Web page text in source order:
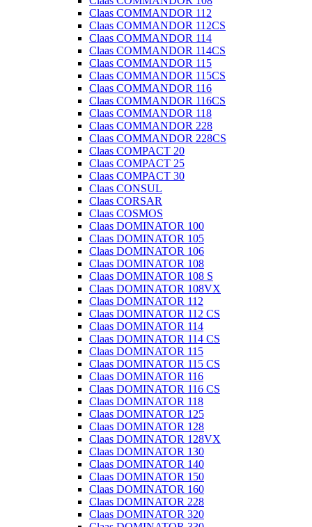
Claas COMMANDOR 112
Claas COMMANDOR 112CS
Claas COMMANDOR 114
Claas COMMANDOR 114CS
Claas COMMANDOR 115
Claas COMMANDOR 115CS
Claas COMMANDOR 116
Claas COMMANDOR 116CS
Claas COMMANDOR 118
Claas COMMANDOR 228
Claas COMMANDOR 228CS
Claas COMPACT 20
Claas COMPACT 25
Claas COMPACT 30
Claas CONSUL
Claas CORSAR
Claas COSMOS
Claas DOMINATOR 100
Claas DOMINATOR 105
Claas DOMINATOR 106
Claas DOMINATOR 108
Claas DOMINATOR 108 S
Claas DOMINATOR 108VX
Claas DOMINATOR 112
Claas DOMINATOR 112 CS
Claas DOMINATOR 114
Claas DOMINATOR 114 CS
Claas DOMINATOR 115
Claas DOMINATOR 115 CS
Claas DOMINATOR 116
Claas DOMINATOR 116 CS
Claas DOMINATOR 118
Claas DOMINATOR 125
Claas DOMINATOR 128
Claas DOMINATOR 128VX
Claas DOMINATOR 130
Claas DOMINATOR 140
Claas DOMINATOR 150
Claas DOMINATOR 160
Claas DOMINATOR 228
Claas DOMINATOR 320